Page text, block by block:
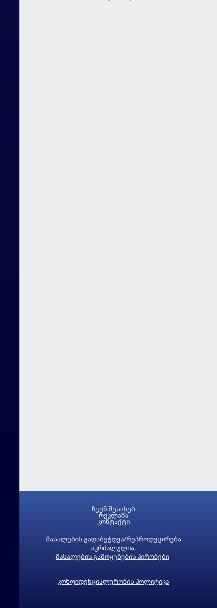
მასალების გადაბეჭდვა/რეპროდუცირება
აკრძალულია,
მასალების გამოყენების პირობები
კონფიდენციალურობის პოლიტიკა
ჩვენ შესახებ
რეკლამა
კონტაქტი